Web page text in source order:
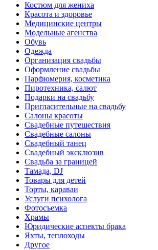
Костюм для жениха
Красота и здоровье
Медицинские центры
Модельные агенства
Обувь
Одежда
Организация свадьбы
Оформление свадьбы
Парфюмерия, косметика
Пиротехника, салют
Подарки на свадьбу
Пригласительные на свадьбу
Салоны красоты
Свадебные путешествия
Свадебные салоны
Свадебный танец
Свадебный эксклюзив
Свадьба за границей
Тамада, DJ
Товары для детей
Торты, караваи
Услуги психолога
Фотосъемка
Храмы
Юридические аспекты брака
Яхты, теплоходы
Другое